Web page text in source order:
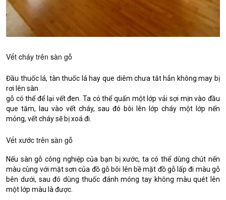
Vết cháy trên sàn gỗ
Đầu thuốc lá, tàn thuốc lá hay que diêm chưa tắt hẳn không may bị
rơi lên sàn
gỗ có thể để lại vết đen. Ta có thể quấn một lớp vải sợi mịn vào đầu
que tăm, lau vào vết cháy, sau đó bôi lên lớp cháy một lớp nến
mỏng, vết cháy sẽ bị xoá đi.
Vết xước trên sàn gỗ
Nếu sàn gỗ công nghiệp của bạn bị xước, ta có thể dùng chút nến
màu cùng với mặt sơn của đồ gỗ bôi lên bề mặt đồ gỗ lấp đi màu gỗ
bên dưới, sau đó dùng thuốc đánh móng tay không màu quét lên
một lớp màu là được.